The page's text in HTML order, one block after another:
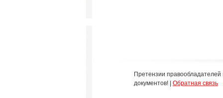
Претензии
документов! | Обратная связь